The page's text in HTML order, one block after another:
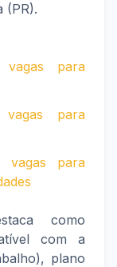
(PR).
vagas para
para
vagas para
como
com a
plano